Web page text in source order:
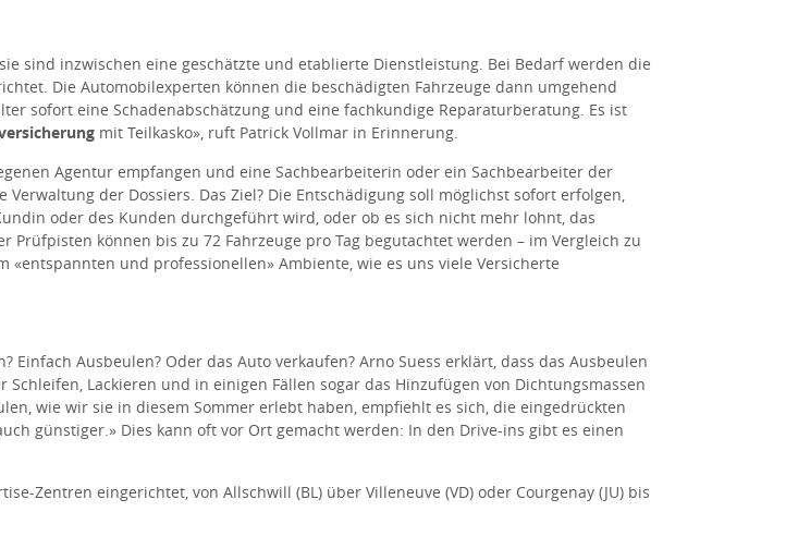
sind inzwischen eine geschätzte und etablierte Dienstleistung. Bei Bedarf werden die
Die Automobilexperten können die beschädigten Fahrzeuge dann umgehend
sofort eine Schadenabschätzung und eine fachkundige Reparaturberatung. Es ist
mit Teilkasko», ruft Patrick Vollmar in Erinnerung.
Agentur empfangen und eine Sachbearbeiterin oder ein Sachbearbeiter der
der Dossiers. Das Ziel? Die Entschädigung soll möglichst sofort erfolgen,
oder des Kunden durchgeführt wird, oder ob es sich nicht mehr lohnt, das
können bis zu 72 Fahrzeuge pro Tag begutachtet werden – im Vergleich zu
und professionellen» Ambiente, wie es uns viele Versicherte
Ausbeulen? Oder das Auto verkaufen? Arno Suess erklärt, dass das Ausbeulen
Lackieren und in einigen Fällen sogar das Hinzufügen von Dichtungsmassen
wie wir sie in diesem Sommer erlebt haben, empfiehlt es sich, die eingedrückten
günstiger.» Dies kann oft vor Ort gemacht werden: In den Drive-ins gibt es einen
Zentren eingerichtet, von Allschwill (BL) über Villeneuve (VD) oder Courgenay (JU) bis